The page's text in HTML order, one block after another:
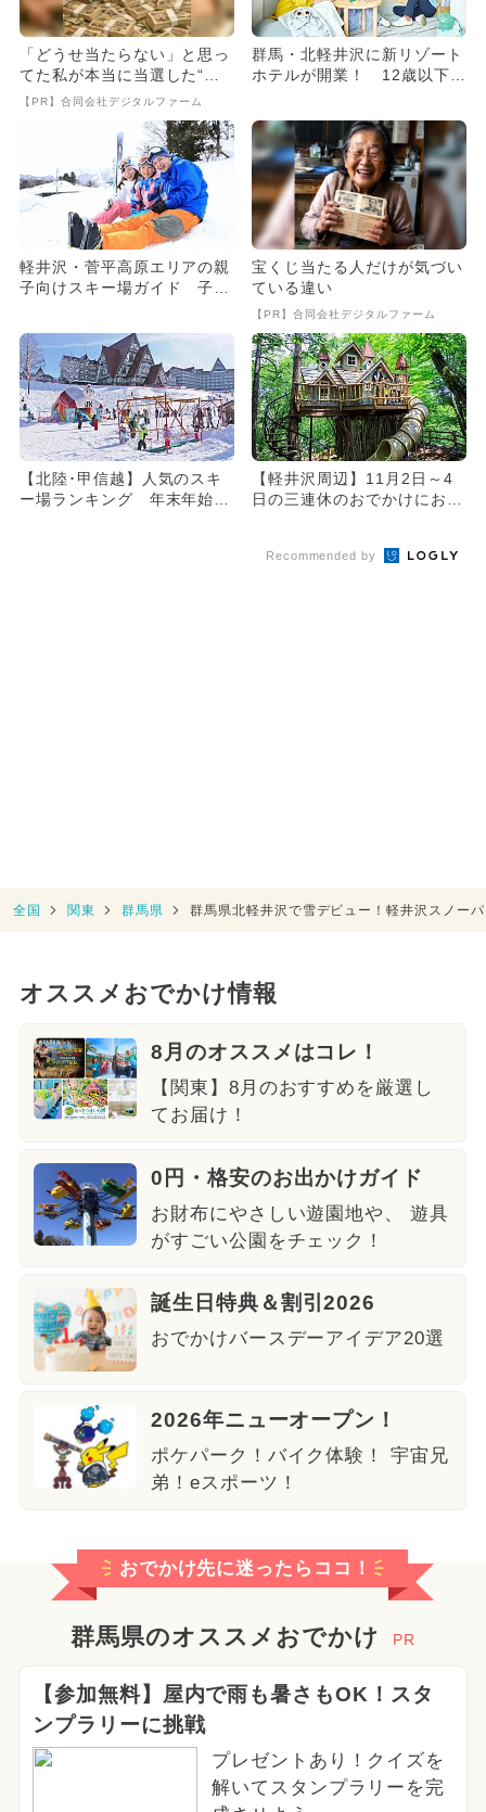
「どうせ当たらない」と思っ
てた私が本当に当選した“買
い方”がこれ
【PR】合同会社デジタルファーム
群馬・北軽井沢に新リゾート
ホテルが開業！ 12歳以下の
無...
軽井沢・菅平高原エリアの親
子向けスキー場ガイド 子ど
宝くじ当たる人だけが気づい
ている違い
【PR】合同会社デジタルファーム
【北陸･甲信越】人気のスキ
ー場ランキング 年末年始の
【軽井沢周辺】11月2日～4
日の三連休のおでかけにおす
Recommended by
全国 関東 群馬県 群馬県北軽井沢で雪デビュー！軽井沢スノー
オススメおでかけ情報
8月のオススメはコレ！
【関東】8月のおすすめを厳選し
てお届け！
0円・格安のお出かけガイド
お財布にやさしい遊園地や、 遊具
がすごい公園をチェック！
誕生日特典＆割引2026
おでかけバースデーアイデア20選
2026年ニューオープン！
ポケパーク！バイク体験！ 宇宙兄
弟！eスポーツ！
おでかけ先に迷ったらココ！
群馬県のオススメおでかけ PR
【参加無料】屋内で雨も暑さもOK！スタ
ンプラリーに挑戦
プレゼントあり！クイズを
解いてスタンプラリーを完